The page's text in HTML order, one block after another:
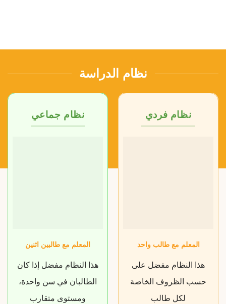
نظام الدراسة
نظام فردي
المعلم مع طالب واحد
هذا النظام مفضل على
حسب الظروف الخاصة
لكل طالب
نظام جماعي
المعلم مع طالبين اثنين
هذا النظام مفضل إذا كان
الطالبان في سن واحدة،
ومستوى متقارب